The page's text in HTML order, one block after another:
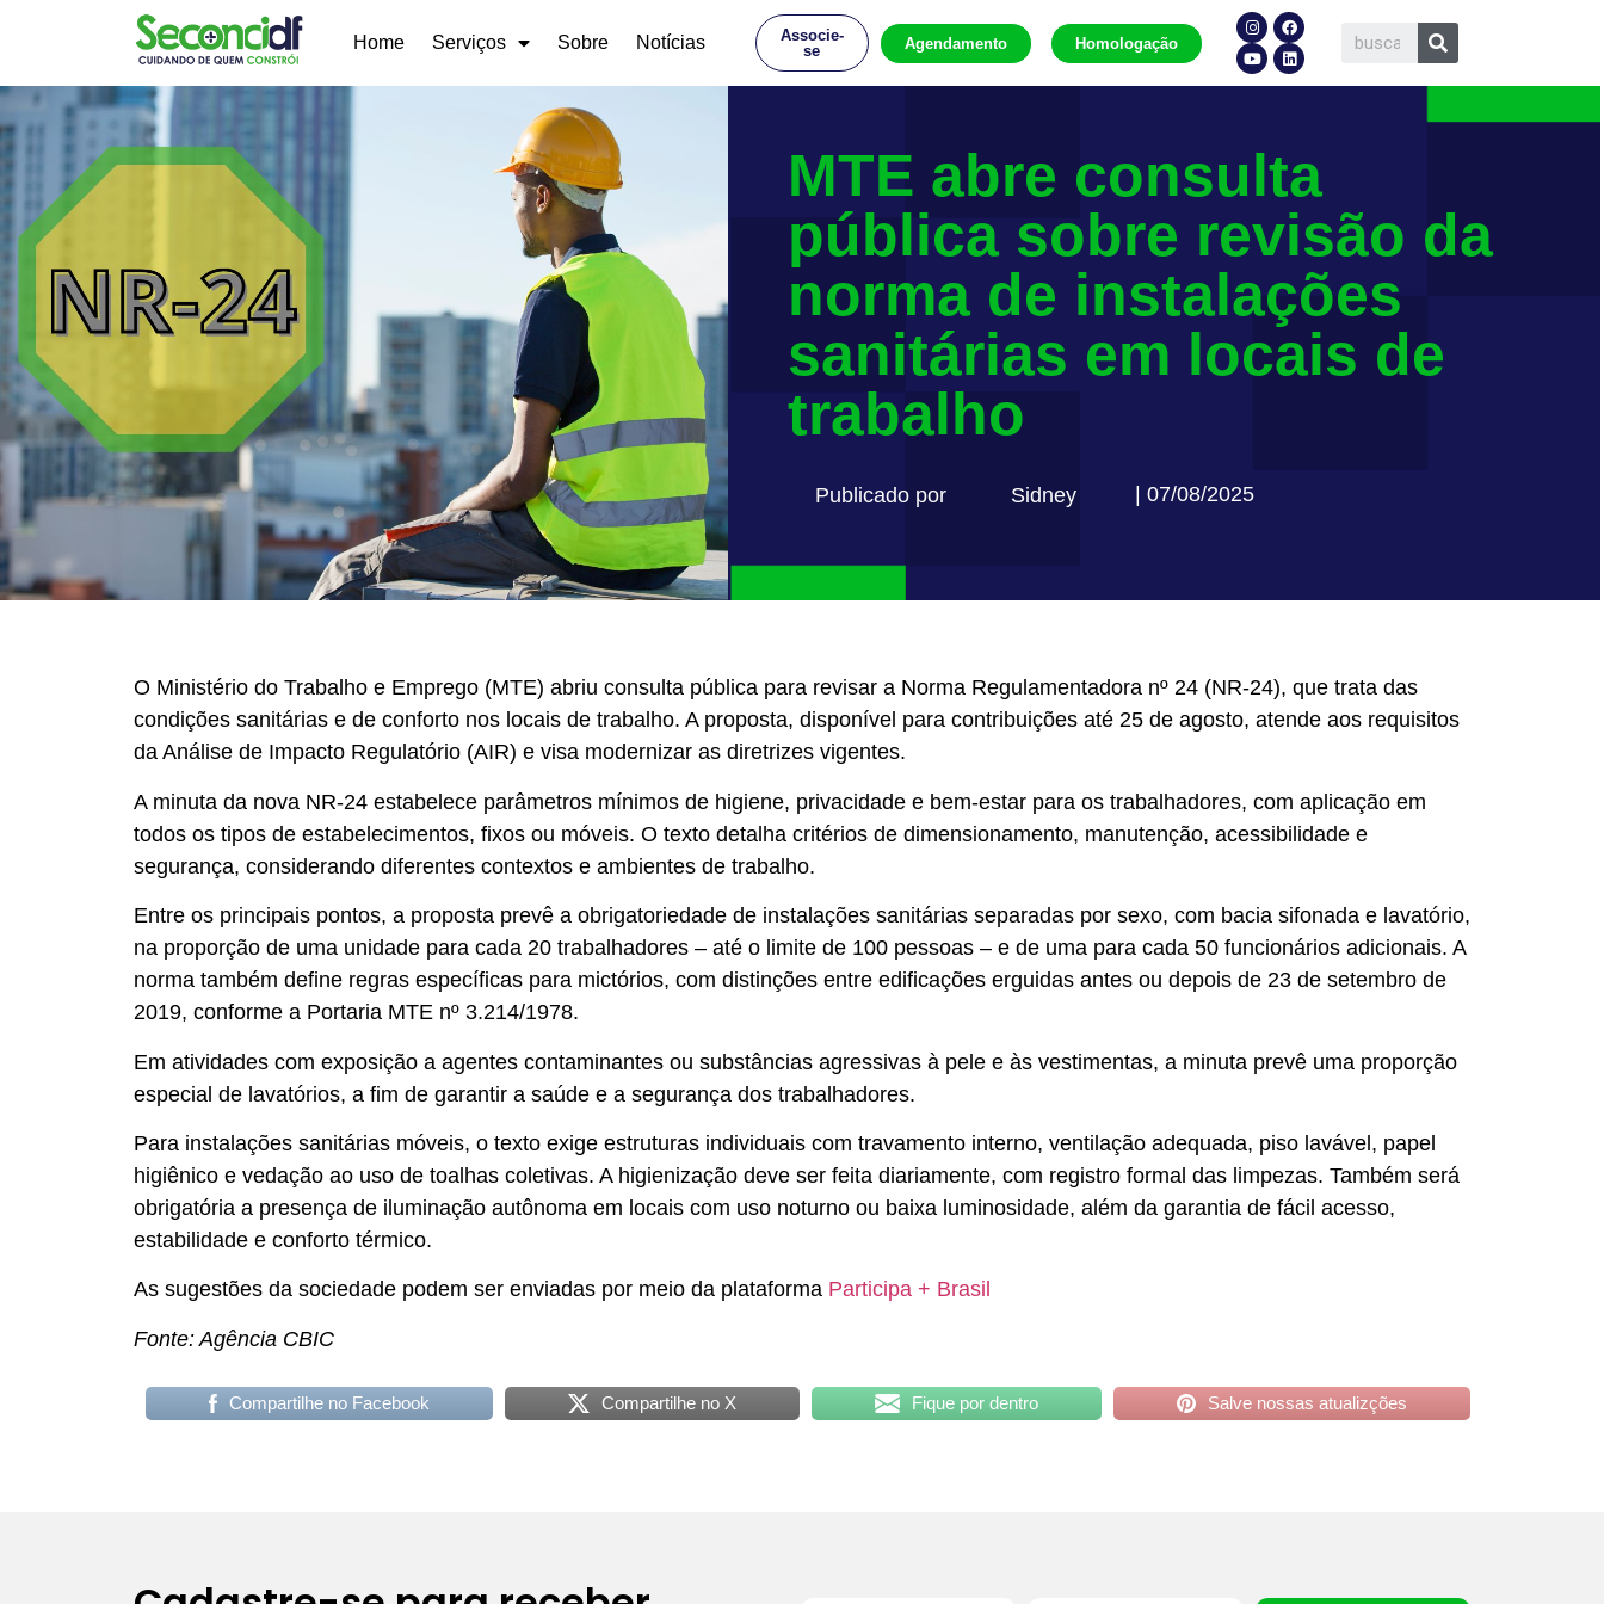
Home Serviços Sobre Notícias
Associe-
se
Agendamento Homologação
MTE abre consulta
pública sobre revisão da
norma de instalações
sanitárias em locais de
trabalho
Publicado por Sidney | 07/08/2025
O Ministério do Trabalho e Emprego (MTE) abriu consulta pública para revisar a Norma Regulamentadora nº 24 (NR-24), que trata das
condições sanitárias e de conforto nos locais de trabalho. A proposta, disponível para contribuições até 25 de agosto, atende aos requisitos
da Análise de Impacto Regulatório (AIR) e visa modernizar as diretrizes vigentes.
A minuta da nova NR-24 estabelece parâmetros mínimos de higiene, privacidade e bem-estar para os trabalhadores, com aplicação em
todos os tipos de estabelecimentos, fixos ou móveis. O texto detalha critérios de dimensionamento, manutenção, acessibilidade e
segurança, considerando diferentes contextos e ambientes de trabalho.
Entre os principais pontos, a proposta prevê a obrigatoriedade de instalações sanitárias separadas por sexo, com bacia sifonada e lavatório,
na proporção de uma unidade para cada 20 trabalhadores – até o limite de 100 pessoas – e de uma para cada 50 funcionários adicionais. A
norma também define regras específicas para mictórios, com distinções entre edificações erguidas antes ou depois de 23 de setembro de
2019, conforme a Portaria MTE nº 3.214/1978.
Em atividades com exposição a agentes contaminantes ou substâncias agressivas à pele e às vestimentas, a minuta prevê uma proporção
especial de lavatórios, a fim de garantir a saúde e a segurança dos trabalhadores.
Para instalações sanitárias móveis, o texto exige estruturas individuais com travamento interno, ventilação adequada, piso lavável, papel
higiênico e vedação ao uso de toalhas coletivas. A higienização deve ser feita diariamente, com registro formal das limpezas. Também será
obrigatória a presença de iluminação autônoma em locais com uso noturno ou baixa luminosidade, além da garantia de fácil acesso,
estabilidade e conforto térmico.
As sugestões da sociedade podem ser enviadas por meio da plataforma Participa + Brasil
Fonte: Agência CBIC
Compartilhe no Facebook Compartilhe no X Fique por dentro Salve nossas atualizções